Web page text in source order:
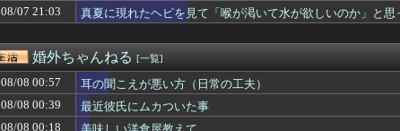
08/07 21:03
真夏に現れたヘビを見て「喉が渇いて水が欲しいのか」と
婚外ちゃんねる [一覧]
08/08 00:57
耳の聞こえが悪い方（日常の工夫）
08/08 00:39
最近彼氏にムカついた事
08/08 00:18